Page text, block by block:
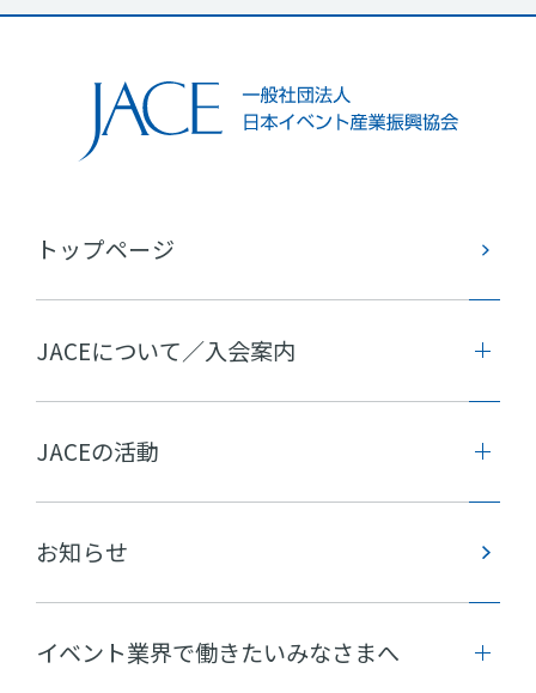
トップページ
JACEについて／入会案内
JACEの活動
お知らせ
イベント業界で働きたいみなさまへ